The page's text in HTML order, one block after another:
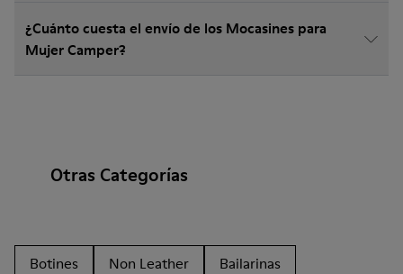
¿Cuánto cuesta el envío de los Mocasines para
Mujer Camper?
Otras Categorías
Botines Non Leather
Bailarinas